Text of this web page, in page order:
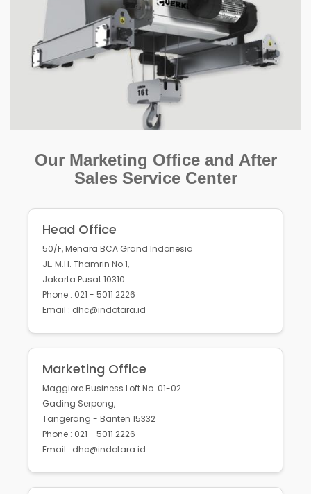
Our Marketing Office and After
Sales Service Center
Head Office
50/F, Menara BCA Grand Indonesia
JL. M.H. Thamrin No.1,
Jakarta Pusat 10310
Phone : 021 - 5011 2226
Email : dhc@indotara.id
Marketing Office
Maggiore Business Loft No. 01-02
Gading Serpong,
Tangerang - Banten 15332
Phone : 021 - 5011 2226
Email : dhc@indotara.id